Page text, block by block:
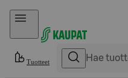
Hyppää sisältöön
Tuotteet